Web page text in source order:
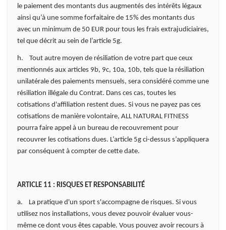
le paiement des montants dus augmentés des intérêts légaux
ainsi qu’à une somme forfaitaire de 15% des montants dus
avec un minimum de 50 EUR pour tous les frais extrajudiciaires,
tel que décrit au sein de l’article 5g.
h. Tout autre moyen de résiliation de votre part que ceux
mentionnés aux articles 9b, 9c, 10a, 10b, tels que la résiliation
unilatérale des paiements mensuels, sera considéré comme une
résiliation illégale du Contrat. Dans ces cas, toutes les
cotisations d'affiliation restent dues. Si vous ne payez pas ces
cotisations de manière volontaire, ALL NATURAL FITNESS
pourra faire appel à un bureau de recouvrement pour
recouvrer les cotisations dues. L’article 5g ci-dessus s’appliquera
par conséquent à compter de cette date.
ARTICLE 11 : RISQUES ET RESPONSABILITÉ
a. La pratique d'un sport s'accompagne de risques. Si vous
utilisez nos installations, vous devez pouvoir évaluer vous-
même ce dont vous êtes capable. Vous pouvez avoir recours à